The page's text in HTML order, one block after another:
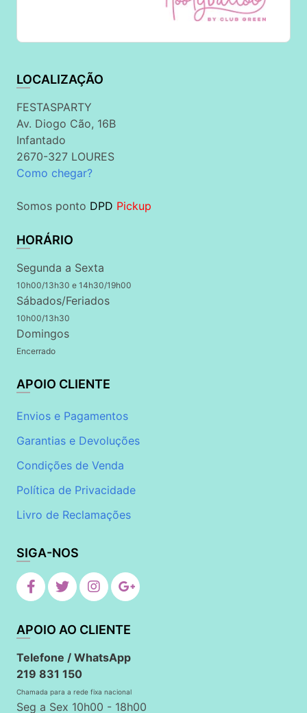
LOCALIZAÇÃO
FESTASPARTY
Av. Diogo Cão, 16B
Infantado
2670-327 LOURES
Como chegar?
Somos ponto DPD Pickup
HORÁRIO
Segunda a Sexta
10h00/13h30 e 14h30/19h00
Sábados/Feriados
10h00/13h30
Domingos
Encerrado
APOIO CLIENTE
Envios e Pagamentos
Garantias e Devoluções
Condições de Venda
Política de Privacidade
Livro de Reclamações
SIGA-NOS
APOIO AO CLIENTE
Telefone / WhatsApp
219 831 150
Chamada para a rede fixa nacional
Seg a Sex 10h00 - 18h00